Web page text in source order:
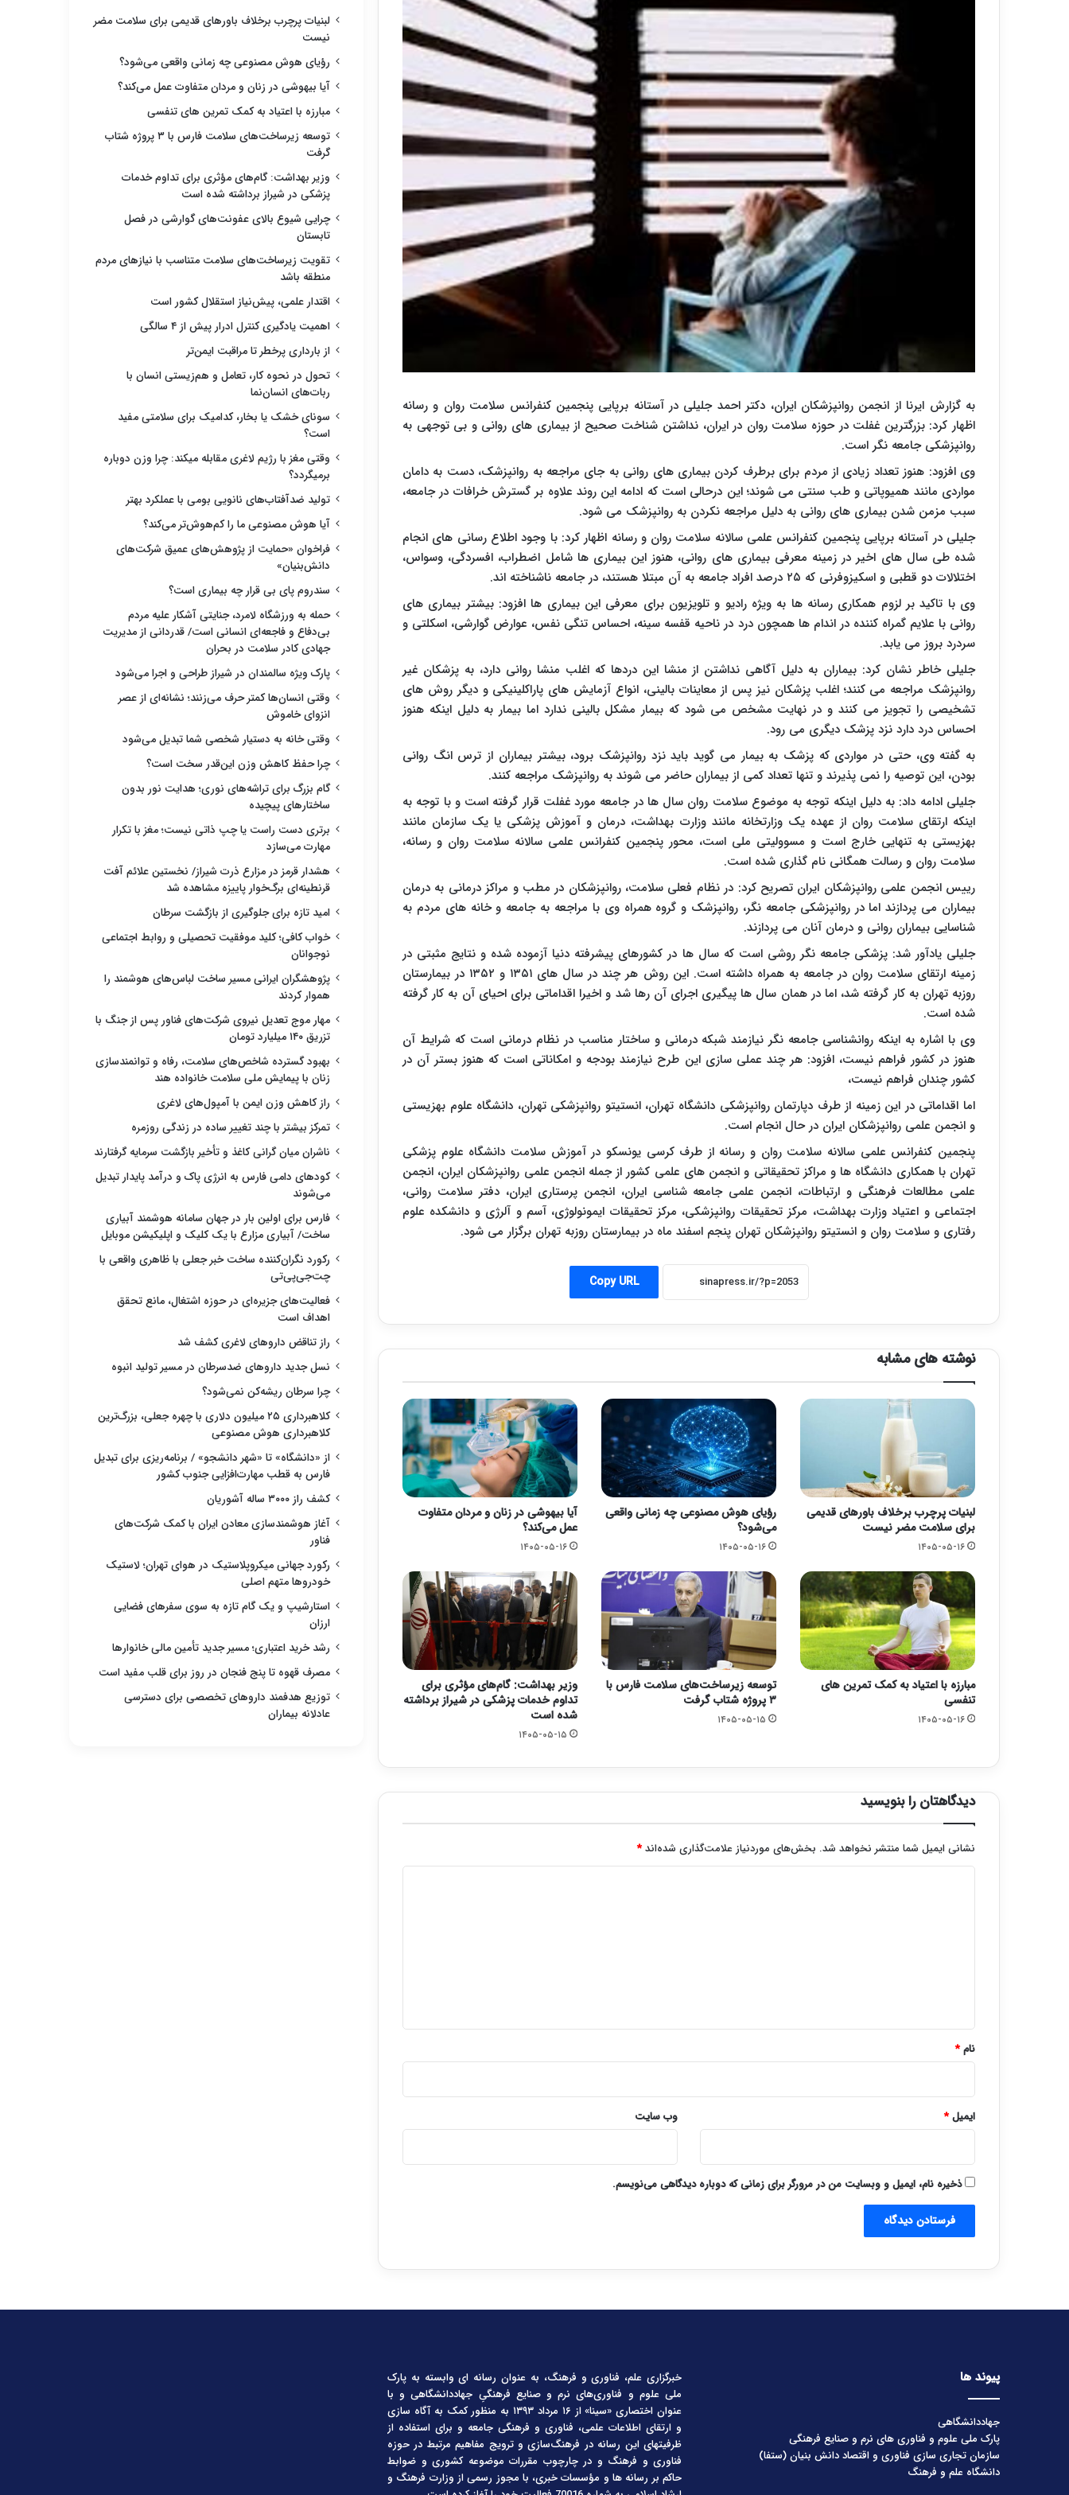
به گزارش ایرنا از انجمن روانپزشکان ایران، دکتر احمد جلیلی در آستانه برپایی پنجمین کنفرانس سلامت روان و رسانه
اظهار کرد: بزرگترین غفلت در حوزه سلامت روان در ایران، نداشتن شناخت صحیح از بیماری های روانی و بی توجهی به
روانپزشکی جامعه نگر است.
وی افزود: هنوز تعداد زیادی از مردم برای برطرف کردن بیماری های روانی به جای مراجعه به روانپزشک، دست به دامان
مواردی مانند همیوپاتی و طب سنتی می شوند؛ این درحالی است که ادامه این روند علاوه بر گسترش خرافات در جامعه،
سبب مزمن شدن بیماری های روانی به دلیل مراجعه نکردن به روانپزشک می شود.
جلیلی در آستانه برپایی پنجمین کنفرانس علمی سالانه سلامت روان و رسانه اظهار کرد: با وجود اطلاع رسانی های انجام
شده طی سال های اخیر در زمینه معرفی بیماری های روانی، هنوز این بیماری ها شامل اضطراب، افسردگی، وسواس،
اختلالات دو قطبی و اسکیزوفرنی که ۲۵ درصد افراد جامعه به آن مبتلا هستند، در جامعه ناشناخته اند.
وی با تاکید بر لزوم همکاری رسانه ها به ویژه رادیو و تلویزیون برای معرفی این بیماری ها افزود: بیشتر بیماری های
روانی با علایم گمراه کننده در اندام ها همچون درد در ناحیه قفسه سینه، احساس تنگی نفس، عوارض گوارشی، اسکلتی و
سردرد بروز می یابد.
جلیلی خاطر نشان کرد: بیماران به دلیل آگاهی نداشتن از منشا این دردها که اغلب منشا روانی دارد، به پزشکان غیر
روانپزشک مراجعه می کنند؛ اغلب پزشکان نیز پس از معاینات بالینی، انواع آزمایش های پاراکلینیکی و دیگر روش های
تشخیصی را تجویز می کنند و در نهایت مشخص می شود که بیمار مشکل بالینی ندارد اما بیمار به دلیل اینکه هنوز
احساس درد دارد نزد پزشک دیگری می رود.
به گفته وی، حتی در مواردی که پزشک به بیمار می گوید باید نزد روانپزشک برود، بیشتر بیماران از ترس انگ روانی
بودن، این توصیه را نمی پذیرند و تنها تعداد کمی از بیماران حاضر می شوند به روانپزشک مراجعه کنند.
جلیلی ادامه داد: به دلیل اینکه توجه به موضوع سلامت روان سال ها در جامعه مورد غفلت قرار گرفته است و با توجه به
اینکه ارتقای سلامت روان از عهده یک وزارتخانه مانند وزارت بهداشت، درمان و آموزش پزشکی یا یک سازمان مانند
بهزیستی به تنهایی خارج است و مسوولیتی ملی است، محور پنجمین کنفرانس علمی سالانه سلامت روان و رسانه،
سلامت روان و رسالت همگانی نام گذاری شده است.
رییس انجمن علمی روانپزشکان ایران تصریح کرد: در نظام فعلی سلامت، روانپزشکان در مطب و مراکز درمانی به درمان
بیماران می پردازند اما در روانپزشکی جامعه نگر، روانپزشک و گروه همراه وی با مراجعه به جامعه و خانه های مردم به
شناسایی بیماران روانی و درمان آنان می پردازند.
جلیلی یادآور شد: پزشکی جامعه نگر روشی است که سال ها در کشورهای پیشرفته دنیا آزموده شده و نتایج مثبتی در
زمینه ارتقای سلامت روان در جامعه به همراه داشته است. این روش هر چند در سال های ۱۳۵۱ و ۱۳۵۲ در بیمارستان
روزبه تهران به کار گرفته شد، اما در همان سال ها پیگیری اجرای آن رها شد و اخیرا اقداماتی برای احیای آن به کار گرفته
شده است.
وی با اشاره به اینکه روانشناسی جامعه نگر نیازمند شبکه درمانی و ساختار مناسب در نظام درمانی است که شرایط آن
هنوز در کشور فراهم نیست، افزود: هر چند عملی سازی این طرح نیازمند بودجه و امکاناتی است که هنوز بستر آن در
کشور چندان فراهم نیست،
اما اقداماتی در این زمینه از طرف دپارتمان روانپزشکی دانشگاه تهران، انستیتو روانپزشکی تهران، دانشگاه علوم بهزیستی
و انجمن علمی روانپزشکان ایران در حال انجام است.
پنجمین کنفرانس علمی سالانه سلامت روان و رسانه از طرف کرسی یونسکو در آموزش سلامت دانشگاه علوم پزشکی
تهران با همکاری دانشگاه ها و مراکز تحقیقاتی و انجمن های علمی کشور از جمله انجمن علمی روانپزشکان ایران، انجمن
علمی مطالعات فرهنگی و ارتباطات، انجمن علمی جامعه شناسی ایران، انجمن پرستاری ایران، دفتر سلامت روانی،
اجتماعی و اعتیاد وزارت بهداشت، مرکز تحقیقات روانپزشکی، مرکز تحقیقات ایمونولوژی، آسم و آلرژی و دانشکده علوم
رفتاری و سلامت روان و انستیتو روانپزشکان تهران پنجم اسفند ماه در بیمارستان روزبه تهران برگزار می شود.
Copy URL
نوشته های مشابه
لبنیات پرچرب برخلاف باورهای قدیمی
برای سلامت مضر نیست
۱۴۰۵-۰۵-۱۶
رؤیای هوش مصنوعی چه زمانی واقعی
می‌شود؟
۱۴۰۵-۰۵-۱۶
آیا بیهوشی در زنان و مردان متفاوت
عمل می‌کند؟
۱۴۰۵-۰۵-۱۶
مبارزه با اعتیاد به کمک تمرین های
تنفسی
۱۴۰۵-۰۵-۱۶
توسعه زیرساخت‌های سلامت فارس با
۳ پروژه شتاب گرفت
۱۴۰۵-۰۵-۱۵
وزیر بهداشت: گام‌های مؤثری برای
تداوم خدمات پزشکی در شیراز برداشته
شده است
۱۴۰۵-۰۵-۱۵
دیدگاهتان را بنویسید
نشانی ایمیل شما منتشر نخواهد شد. بخش‌های موردنیاز علامت‌گذاری شده‌اند*
نام*
ایمیل* وب‌ سایت
ذخیره نام، ایمیل و وبسایت من در مرورگر برای زمانی که دوباره دیدگاهی می‌نویسم.
لبنیات پرچرب برخلاف باورهای قدیمی برای سلامت مضر
نیست
رؤیای هوش مصنوعی چه زمانی واقعی می‌شود؟
آیا بیهوشی در زنان و مردان متفاوت عمل می‌کند؟
مبارزه با اعتیاد به کمک تمرین های تنفسی
توسعه زیرساخت‌های سلامت فارس با ۳ پروژه شتاب
گرفت
وزیر بهداشت: گام‌های مؤثری برای تداوم خدمات
پزشکی در شیراز برداشته شده است
چرایی شیوع بالای عفونت‌های گوارشی در فصل
تابستان
تقویت زیرساخت‌های سلامت متناسب با نیازهای مردم
منطقه باشد
اقتدار علمی، پیش‌نیاز استقلال کشور است
اهمیت یادگیری کنترل ادرار پیش از ۴ سالگی
از بارداری پرخطر تا مراقبت ایمن‌تر
تحول در نحوه کار، تعامل و هم‌زیستی انسان با
ربات‌های انسان‌نما
سونای خشک یا بخار، کدامیک برای سلامتی مفید
است؟
وقتی مغز با رژیم لاغری مقابله میکند: چرا وزن دوباره
برمیگردد؟
تولید ضدآفتاب‌های نانویی بومی با عملکرد بهتر
آیا هوش مصنوعی ما را کم‌هوش‌تر می‌کند؟
فراخوان «حمایت از پژوهش‌های عمیق شرکت‌های
دانش‌بنیان»
سندروم پای بی قرار چه بیماری است؟
حمله به ورزشگاه لامرد، جنایتی آشکار علیه مردم
بی‌دفاع و فاجعه‌ای انسانی است/ قدردانی از مدیریت
جهادی کادر سلامت در بحران
پارک ویژه سالمندان در شیراز طراحی و اجرا می‌شود
وقتی انسان‌ها کمتر حرف می‌زنند؛ نشانه‌ای از عصر
انزوای خاموش
وقتی خانه به دستیار شخصی شما تبدیل می‌شود
چرا حفظ کاهش وزن این‌قدر سخت است؟
گام بزرگ برای تراشه‌های نوری؛ هدایت نور بدون
ساختارهای پیچیده
برتری دست راست یا چپ ذاتی نیست؛ مغز با تکرار
مهارت می‌سازد
هشدار قرمز در مزارع ذرت شیراز/ نخستین علائم آفت
قرنطینه‌ای برگ‌خوار پاییزه مشاهده شد
امید تازه برای جلوگیری از بازگشت سرطان
خواب کافی؛ کلید موفقیت تحصیلی و روابط اجتماعی
نوجوانان
پژوهشگران ایرانی مسیر ساخت لباس‌های هوشمند را
هموار کردند
مهار موج تعدیل نیروی شرکت‌های فناور پس از جنگ با
تزریق ۱۴۰ میلیارد تومان
بهبود گسترده شاخص‌های سلامت، رفاه و توانمندسازی
زنان با پیمایش ملی سلامت خانواده هند
راز کاهش وزن ایمن با آمپول‌های لاغری
تمرکز بیشتر با چند تغییر ساده در زندگی روزمره
ناشران میان گرانی کاغذ و تأخیر بازگشت سرمایه گرفتارند
کودهای دامی فارس به انرژی پاک و درآمد پایدار تبدیل
می‌شوند
فارس برای اولین بار در جهان سامانه هوشمند آبیاری
ساخت/ آبیاری مزارع با یک کلیک و اپلیکیشن موبایل
رکورد نگران‌کننده ساخت خبر جعلی با ظاهری واقعی با
چت‌جی‌پی‌تی
فعالیت‌های جزیره‌ای در حوزه اشتغال، مانع تحقق
اهداف است
راز تناقض داروهای لاغری کشف شد
نسل جدید داروهای ضدسرطان در مسیر تولید انبوه
چرا سرطان ریشه‌کن نمی‌شود؟
کلاهبرداری ۲۵ میلیون دلاری با چهره جعلی، بزرگ‌ترین
کلاهبرداری هوش مصنوعی
از «دانشگاه» تا «شهر دانشجو» / برنامه‌ریزی برای تبدیل
فارس به قطب مهارت‌افزایی جنوب کشور
کشف راز ۳۰۰۰ ساله آشوریان
آغاز هوشمندسازی معادن ایران با کمک شرکت‌های
فناور
رکورد جهانی میکروپلاستیک در هوای تهران؛ لاستیک
خودروها متهم اصلی
استارشیپ و یک گام تازه به سوی سفرهای فضایی
ارزان
رشد خرید اعتباری؛ مسیر جدید تأمین مالی خانوارها
مصرف قهوه تا پنج فنجان در روز برای قلب مفید است
توزیع هدفمند داروهای تخصصی برای دسترسی
عادلانه بیماران
پیوند ها
جهاددانشگاهی
پارک ملی علوم و فناوری های نرم و صنایع فرهنگی
سازمان تجاری سازی فناوری و اقتصاد دانش بنیان (ستفا)
دانشگاه علم و فرهنگ
خبرگزاری علم، فناوری و فرهنگ، به عنوان رسانه ای وابسته به پارک
ملی علوم و فناوری‌های نرم و صنایع فرهنگیِ جهاددانشگاهی و با
عنوان اختصاری «سینا» از ۱۶ مرداد ۱۳۹۳ به منظور کمک به آگاه سازی
و ارتقای اطلاعات علمی، فناوری و فرهنگی جامعه و برای استفاده از
ظرفیتهای این رسانه در فرهنگ‌سازی و ترویج مفاهیم مرتبط در حوزه
فناوری و فرهنگ و در چارچوب مقررات موضوعه کشوری و ضوابط
حاکم بر رسانه ها و مؤسسات خبری، با مجوز رسمی از وزارت فرهنگ و